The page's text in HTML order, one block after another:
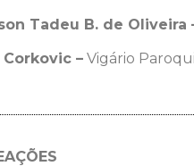
Tadeu B. de Oliveira
Corkovic – Vigário